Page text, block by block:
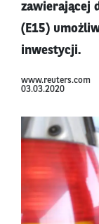
zawierającej
(E15)
inwestycji.
www.reuters.com
03.03.2020